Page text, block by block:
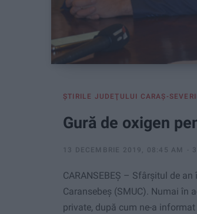
ŞTIRILE JUDEŢULUI CARAŞ-
Gură de oxigen
13 DECEMBRIE 2019, 08:45 AM
CARANSEBEŞ – Sfârșitul de
Caransebeș (SMUC). Numai în
private, după cum ne-a